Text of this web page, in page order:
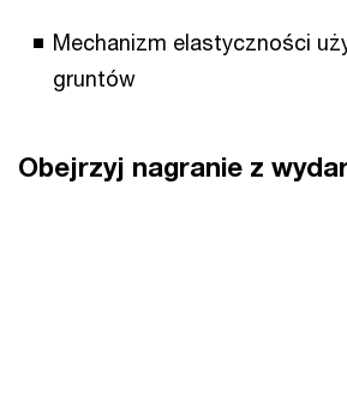
Mechanizm elastyczności
gruntów
Obejrzyj nagranie z